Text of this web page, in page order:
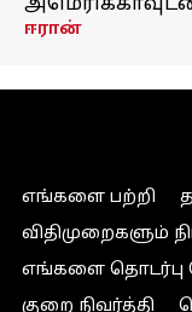
ஈரான்
எங்களை பற்றி
விதிமுறைகளும்
எங்களை
குறை நிவர்த்தி